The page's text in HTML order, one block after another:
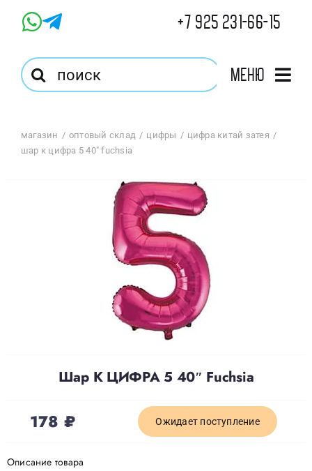
+7 925 231-66-15
Результат
поиска:
Меню
Магазин
Оптовый Магазин
магазин оптовый склад цифры
цифра китай затея
шар к цифра 5 40″ fuchsia
Шар К ЦИФРА 5 40″ Fuchsia
178₽ Ожидает поступление
Описание товара